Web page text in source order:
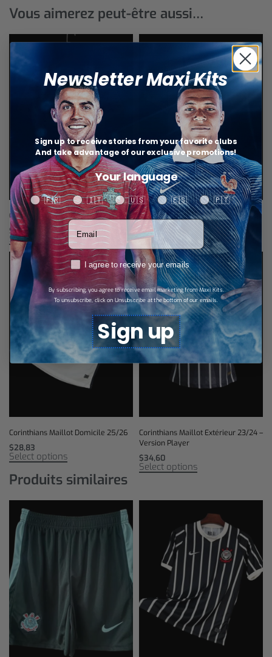
Vous aimerez peut-être aussi…
Corinthians Maillot Third 22/23
$28,83
Select options
Corinthians Maillot Extérieur 24/25
$28,83
Select options
Corinthians Maillot Domicile 25/26
$28,83
Select options
Corinthians Maillot Extérieur 23/24 –
Version Player
$34,60
Select options
Produits similaires
Newsletter Maxi Kits
Sign up to receive stories from your favorite clubs
And take advantage of our exclusive promotions!
Your language
Your language
🇫🇷 🇮🇹 🇺🇸 🇪🇸 🇵🇹
Votre adresse email
RGPDI agree to receive your emails
By subscribing, you agree to receive email marketing from Maxi Kits.
To unsubscribe, click on Unsubscribe at the bottom of our emails.
Sign up